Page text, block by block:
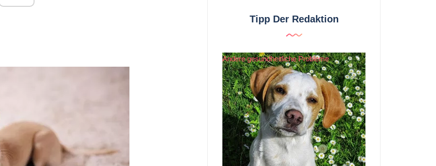
Tipp Der Redaktion
Andere gesundheitliche Probleme